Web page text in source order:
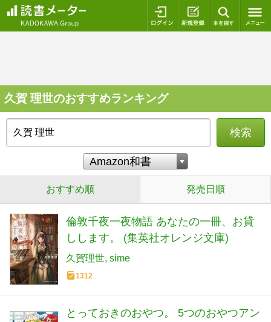
ログイン 新規登録
久賀 理世のおすすめランキング
検索
おすすめ順 発売日順
倫敦千夜一夜物語 あなたの一冊、お貸
しします。 (集英社オレンジ文庫)
久賀理世 sime
1312
とっておきのおやつ。 5つのおやつアン